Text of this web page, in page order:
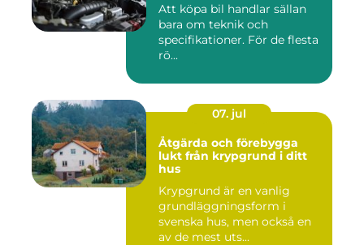
Att köpa bil handlar sällan
bara om teknik och
specifikationer. För de flesta
rö...
07. jul
Åtgärda och förebygga
lukt från krypgrund i ditt
hus
Krypgrund är en vanlig
grundläggningsform i
svenska hus, men också en
av de mest uts...